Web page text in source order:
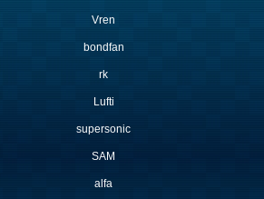
Vren
bondfan
rk
Lufti
supersonic
SAM
alfa